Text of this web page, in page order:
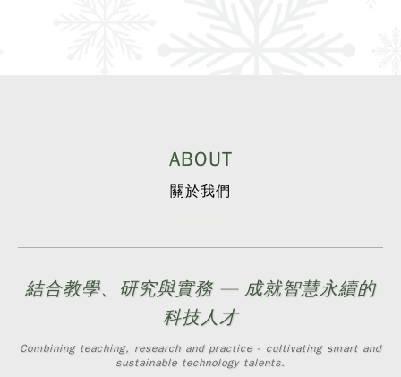
ABOUT
關於我們
結合教學、研究與實務 — 成就智慧永續的
科技人才
Combining teaching, research and practice - cultivating smart and
sustainable technology talents.